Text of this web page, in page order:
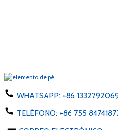
WHATSAPP: +86
TELÉFONO: +86 755